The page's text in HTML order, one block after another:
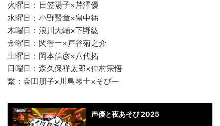
火曜日：日笠陽子×芹澤優
水曜日：小野賢章×畠中祐
木曜日：浪川大輔×下野紘
金曜日：関智一×戸谷菊之介
土曜日：岡本信彦×八代拓
日曜日：森久保祥太郎×仲村宗悟
繋：金田朋子×川島零士×そびー
声優と夜あそび 2025